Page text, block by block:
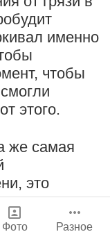
Айдахо, США
2008|
именно
чтобы
этого.
же самая
это
вы
— нет. Она
2025
Фото Разное